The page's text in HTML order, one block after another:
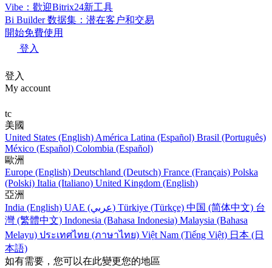
Vibe：歡迎Bitrix24新工具
Bi Builder 数据集：潜在客户和交易
開始免費使用
登入
登入
My account
tc
美國
United States (English) América Latina (Español) Brasil (Português)
México (Español) Colombia (Español)
歐洲
Europe (English) Deutschland (Deutsch) France (Français) Polska
(Polski) Italia (Italiano) United Kingdom (English)
亞洲
India (English)
UAE (عربي) Türkiye (Türkçe) 中国 (简体中文) 台
灣 (繁體中文) Indonesia (Bahasa Indonesia) Malaysia (Bahasa
Melayu) ประเทศไทย (ภาษาไทย) Việt Nam (Tiếng Việt) 日本 (日
本語)
如有需要，您可以在此變更您的地區